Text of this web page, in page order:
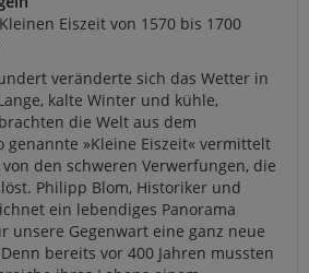
Eiszeit von 1570 bis 1700
veränderte sich das Wetter in
kalte Winter und kühle,
die Welt aus dem
genannte »Kleine Eiszeit« vermittelt
den schweren Verwerfungen, die
Philipp Blom, Historiker und
ein lebendiges Panorama
unsere Gegenwart eine ganz neue
bereits vor 400 Jahren mussten